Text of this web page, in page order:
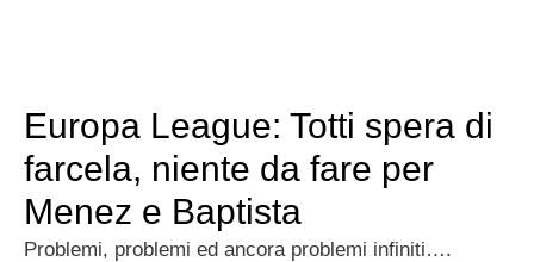
Europa League: Totti spera di
farcela, niente da fare per
Menez e Baptista
Problemi, problemi ed ancora problemi infiniti….